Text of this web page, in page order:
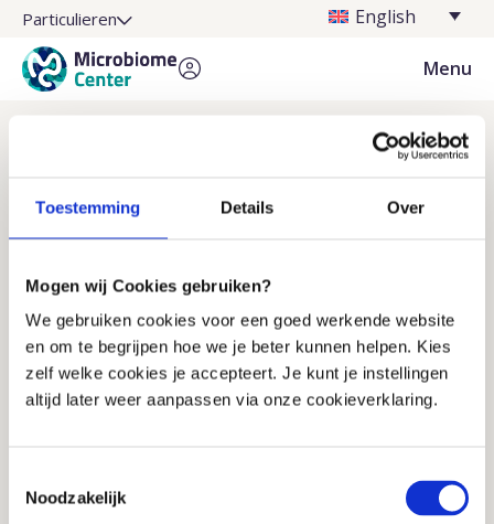
Toestemming Details Over
Mogen wij Cookies gebruiken?
We gebruiken cookies voor een goed werkende website
en om te begrijpen hoe we je beter kunnen helpen. Kies
zelf welke cookies je accepteert. Je kunt je instellingen
altijd later weer aanpassen via onze cookieverklaring.
Noodzakelijk
Particulieren English
Menu
Do you have any questions in the
Frequently asked questions
Find the answer to your question quickly
Ask your question by e-mail
We respond within one business day
Call one of our employees
Limited accessibility (see times)
health. The content does not replace medical advice,
diagnosis or treatment. Do you have health problems